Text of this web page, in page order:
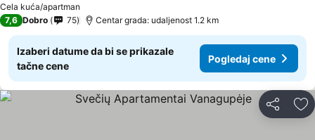
Cela kuća/apartman
7,6 Dobro 75 Centar grada: udaljenost 1.2 km
Izaberi datume da bi se prikazale
tačne cene
Pogledaj cene
Deli